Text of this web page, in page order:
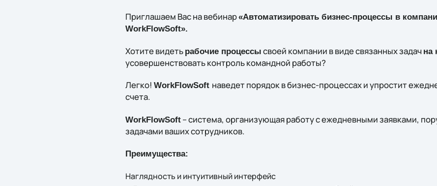
Приглашаем Вас на вебинар«Автоматизировать бизнес-процессы в
WorkFlowSoft».
Хотите видеть рабочие процессы своей компании в виде связанных задач на
усовершенствовать контроль командной работы?
Легко! WorkFlowSoft наведет порядок в бизнес-процессах и упростит
счета.
WorkFlowSoft– система, организующая работу с ежедневными заявками,
задачами ваших сотрудников.
Преимущества:
Наглядность и интуитивный интерфейс